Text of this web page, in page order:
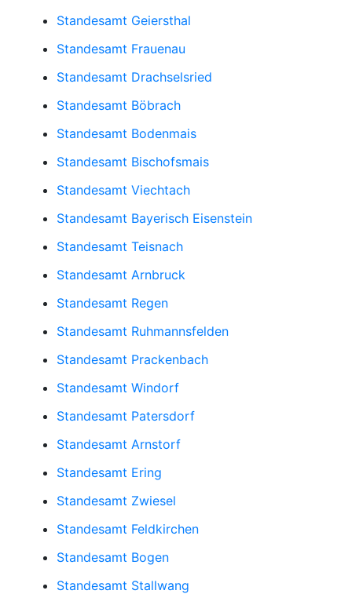
Standesamt Geiersthal
Standesamt Frauenau
Standesamt Drachselsried
Standesamt Böbrach
Standesamt Bodenmais
Standesamt Bischofsmais
Standesamt Viechtach
Standesamt Bayerisch Eisenstein
Standesamt Teisnach
Standesamt Arnbruck
Standesamt Regen
Standesamt Ruhmannsfelden
Standesamt Prackenbach
Standesamt Windorf
Standesamt Patersdorf
Standesamt Arnstorf
Standesamt Ering
Standesamt Zwiesel
Standesamt Feldkirchen
Standesamt Bogen
Standesamt Stallwang